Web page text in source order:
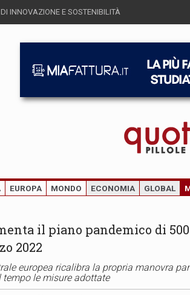
INNOVAZIONE E SOSTENIBILITÀ
EUROPA MONDO ECONOMIA GLOBAL
il piano pandemico di
2022
europea ricalibra la propria manovra
tempo le misure adottate